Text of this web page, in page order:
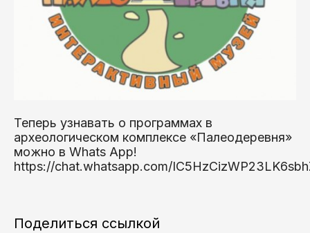
Теперь узнавать о программах в
археологическом комплексе «Палеодеревня»
можно в Whats App!
https://chat.whatsapp.com/
Поделиться ссылкой